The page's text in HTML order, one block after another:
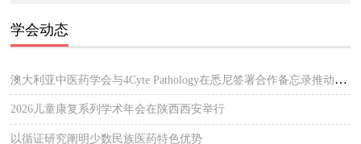
学会动态
澳大利亚中医药学会与4Cyte Pathology在悉尼签署合作备忘录推动中医临床与现代病理检测协作 开启澳大利亚中医专业发展新篇章
2026儿童康复系列学术年会在陕西西安举行
以循证研究阐明少数民族医药特色优势